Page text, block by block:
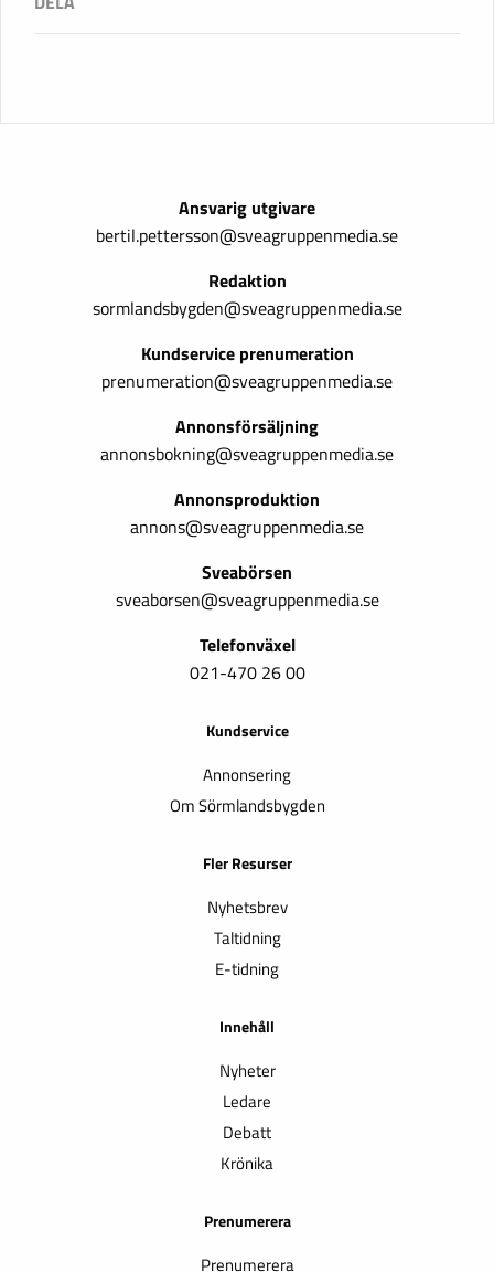
Ansvarig utgivare
bertil.pettersson@sveagruppenmedia.se
Redaktion
sormlandsbygden@sveagruppenmedia.se
Kundservice prenumeration
prenumeration@sveagruppenmedia.se
Annonsförsäljning
annonsbokning@sveagruppenmedia.se
Annonsproduktion
annons@sveagruppenmedia.se
Sveabörsen
sveaborsen@sveagruppenmedia.se
Telefonväxel
021-470 26 00
Kundservice
Annonsering
Om Sörmlandsbygden
Fler Resurser
Nyhetsbrev
Taltidning
E-tidning
Innehåll
Nyheter
Ledare
Debatt
Krönika
Prenumerera
Prenumerera